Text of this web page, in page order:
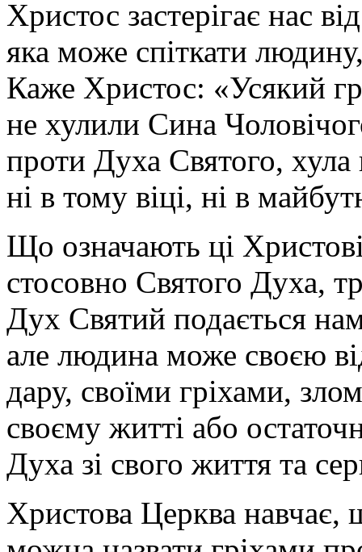
Христос застерігає нас
яка може спіткати
Каже Христос: «Усякий
не хулили Сина
проти Духа Святого,
ні в тому віці, ні в
Що означають ці
стосовно Святого Духа,
Дух Святий подається
але людина може своєю
дару, своїми гріхами,
своєму житті або
Духа зі свого життя та
Христова Церква навчає,